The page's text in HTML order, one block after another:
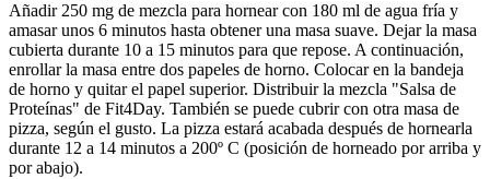
Añadir 250 mg de mezcla para hornear con 180 ml de agua fría y
amasar unos 6 minutos hasta obtener una masa suave. Dejar la masa
cubierta durante 10 a 15 minutos para que repose. A continuación,
enrollar la masa entre dos papeles de horno. Colocar en la bandeja
de horno y quitar el papel superior. Distribuir la mezcla "Salsa de
Proteínas" de Fit4Day. También se puede cubrir con otra masa de
pizza, según el gusto. La pizza estará acabada después de hornearla
durante 12 a 14 minutos a 200º C (posición de horneado por arriba y
por abajo).